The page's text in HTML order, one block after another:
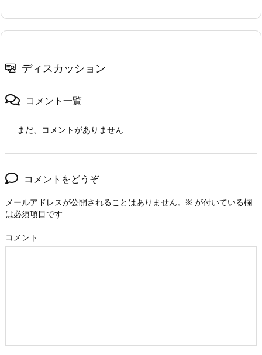
ディスカッション
コメント一覧
まだ、コメントがありません
コメントをどうぞ
メールアドレスが公開されることはありません。 ※ が付いている欄
は必須項目です
コメント